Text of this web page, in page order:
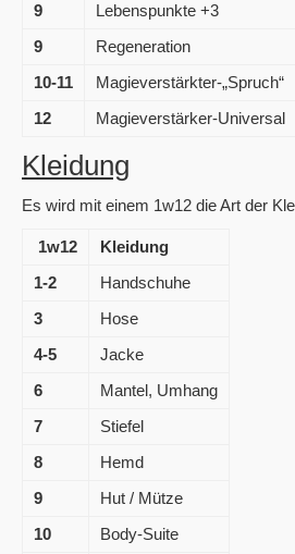
9
Lebenspunkte +3
9
Regeneration
10-11
Magieverstärkter-„Spruch“
12
Magieverstärker-Universal
Kleidung
Es wird mit einem 1w12 die Art der
1w12
Kleidung
1-2
Handschuhe
3
Hose
4-5
Jacke
6
Mantel, Umhang
7
Stiefel
8
Hemd
9
Hut / Mütze
10
Body-Suite